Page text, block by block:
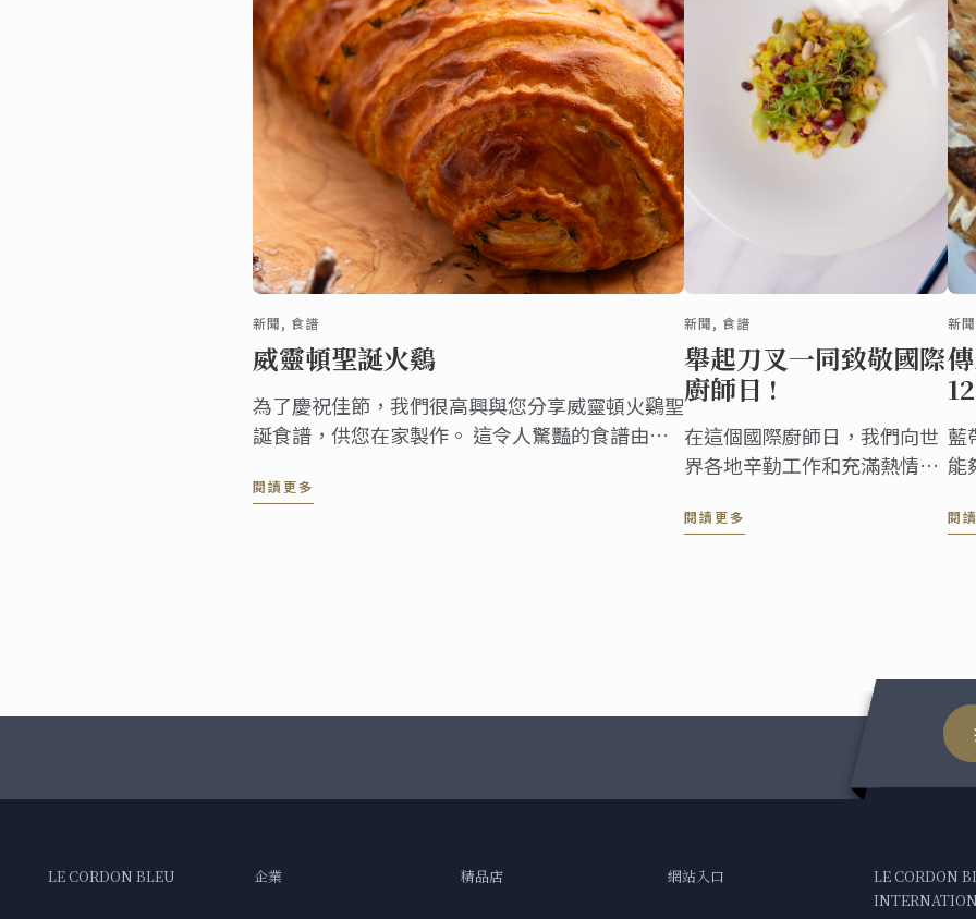
新聞, 食譜
威靈頓聖誕火鷄
為了慶祝佳節，我們很高興與您分享威靈頓火鷄聖
誕食譜，供您在家製作。 這令人驚豔的食譜由我
來聖誕的歡樂氛圍。
閱讀更多
新聞, 食譜
舉起刀叉一同致敬國際
廚師日 !
在這個國際廚師日，我們向世
界各地辛勤工作和充滿熱情的
受培訓的藍帶廚師、傳授知識
閱讀更多
新
藍
能
合
閱
LE CORDON BLEU 企業 精品店 網站入口
LE CORDON